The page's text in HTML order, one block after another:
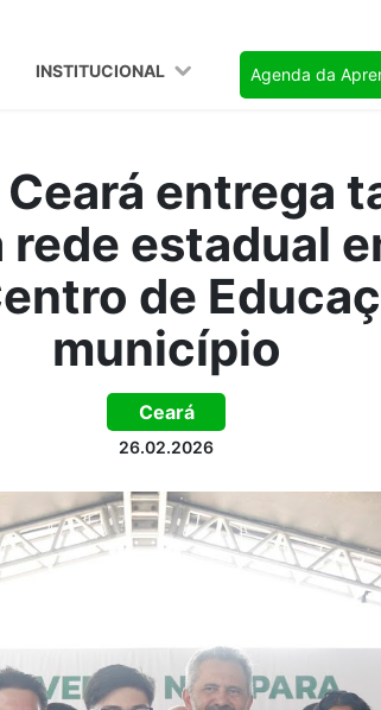
INSTITUCIONAL Agenda da
entrega
estadual
de
município
Ceará
26.02.2026